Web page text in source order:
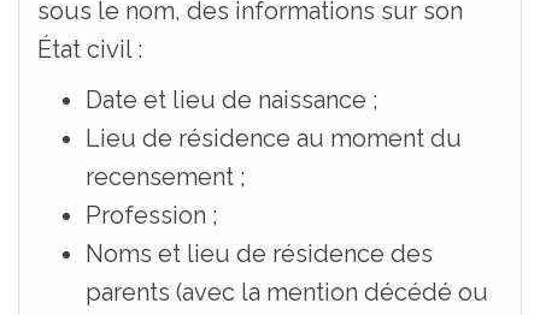
sous le nom, des informations sur son
État civil :
Date et lieu de naissance ;
Lieu de résidence au moment du
recensement ;
Profession ;
Noms et lieu de résidence des
parents (avec la mention décédé ou